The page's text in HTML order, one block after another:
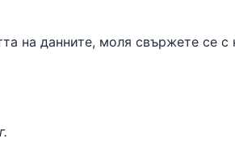
на данните, моля свържете се с